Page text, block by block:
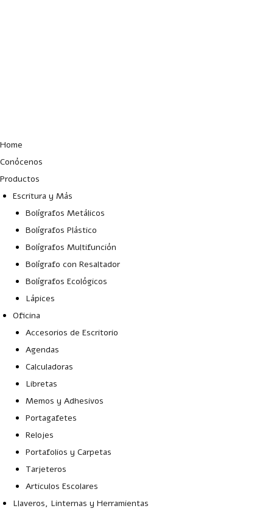
Home
Conócenos
Productos
Escritura y Más
Bolígrafos Metálicos
Bolígrafos Plástico
Bolígrafos Multifunción
Bolígrafo con Resaltador
Bolígrafos Ecológicos
Lápices
Oficina
Accesorios de Escritorio
Agendas
Calculadoras
Libretas
Memos y Adhesivos
Portagafetes
Relojes
Portafolios y Carpetas
Tarjeteros
Articulos Escolares
Llaveros, Linternas y Herramientas